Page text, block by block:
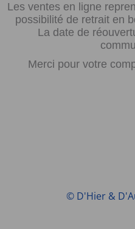
Les ventes en ligne
possibilité de retrait en
La date de
Merci pour votre
© D'Hier &